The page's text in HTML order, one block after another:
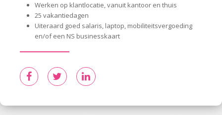
Werken op klantlocatie, vanuit kantoor en thuis
25 vakantiedagen
Uiteraard goed salaris, laptop, mobiliteitsvergoeding
en/of een NS businesskaart